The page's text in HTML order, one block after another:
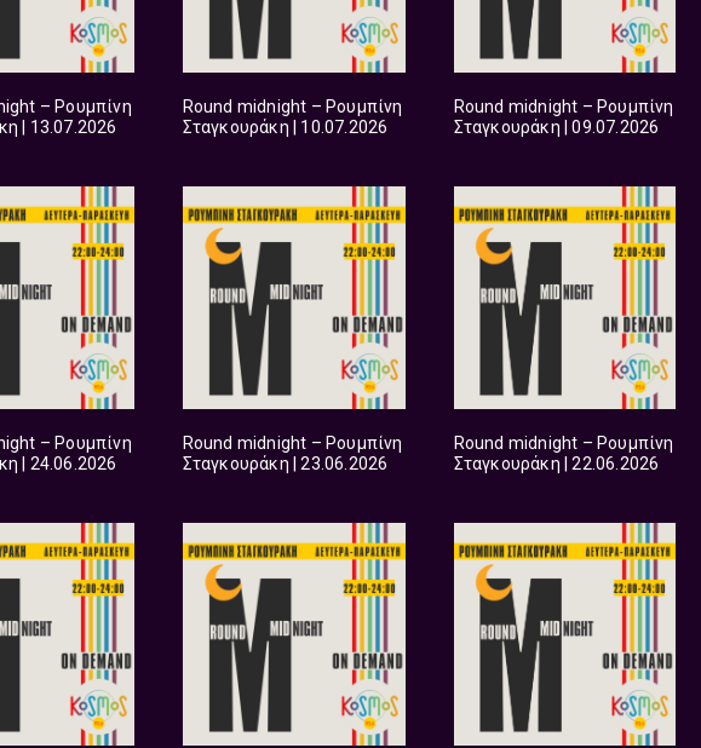
– Ρουμπίνη
| 13.07.2026
Round midnight – Ρουμπίνη
Σταγκουράκη | 10.07.2026
Round midnight – Ρουμπίνη
Σταγκουράκη | 09.07.2026
– Ρουμπίνη
| 24.06.2026
Round midnight – Ρουμπίνη
Σταγκουράκη | 23.06.2026
Round midnight – Ρουμπίνη
Σταγκουράκη | 22.06.2026